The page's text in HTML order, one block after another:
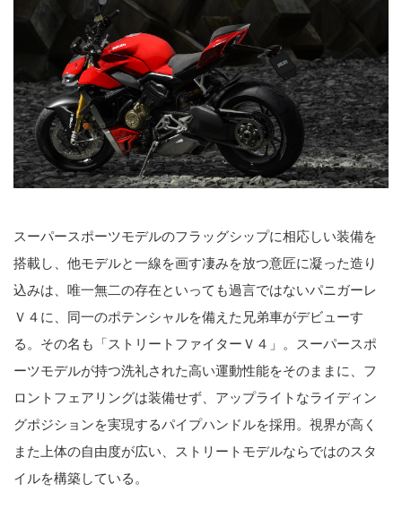
スーパースポーツモデルのフラッグシップに相応しい装備を
搭載し、他モデルと一線を画す凄みを放つ意匠に凝った造り
込みは、唯一無二の存在といっても過言ではないパニガーレ
Ｖ４に、同一のポテンシャルを備えた兄弟車がデビューす
る。その名も「ストリートファイターＶ４」。スーパースポ
ーツモデルが持つ洗礼された高い運動性能をそのままに、フ
ロントフェアリングは装備せず、アップライトなライディン
グポジションを実現するパイプハンドルを採用。視界が高く
また上体の自由度が広い、ストリートモデルならではのスタ
イルを構築している。